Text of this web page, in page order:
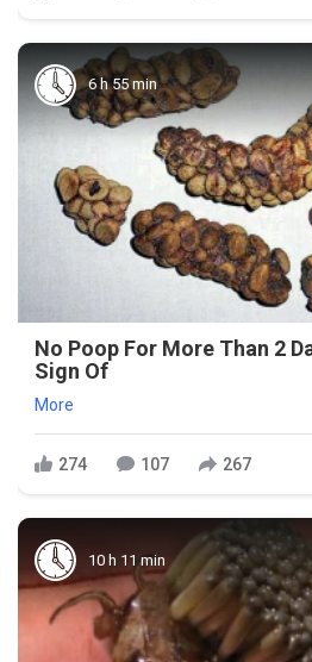
6 h 55 min
No Poop For More Than 2
Sign Of
More
274 107 267
10 h 11 min